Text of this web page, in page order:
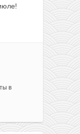
в